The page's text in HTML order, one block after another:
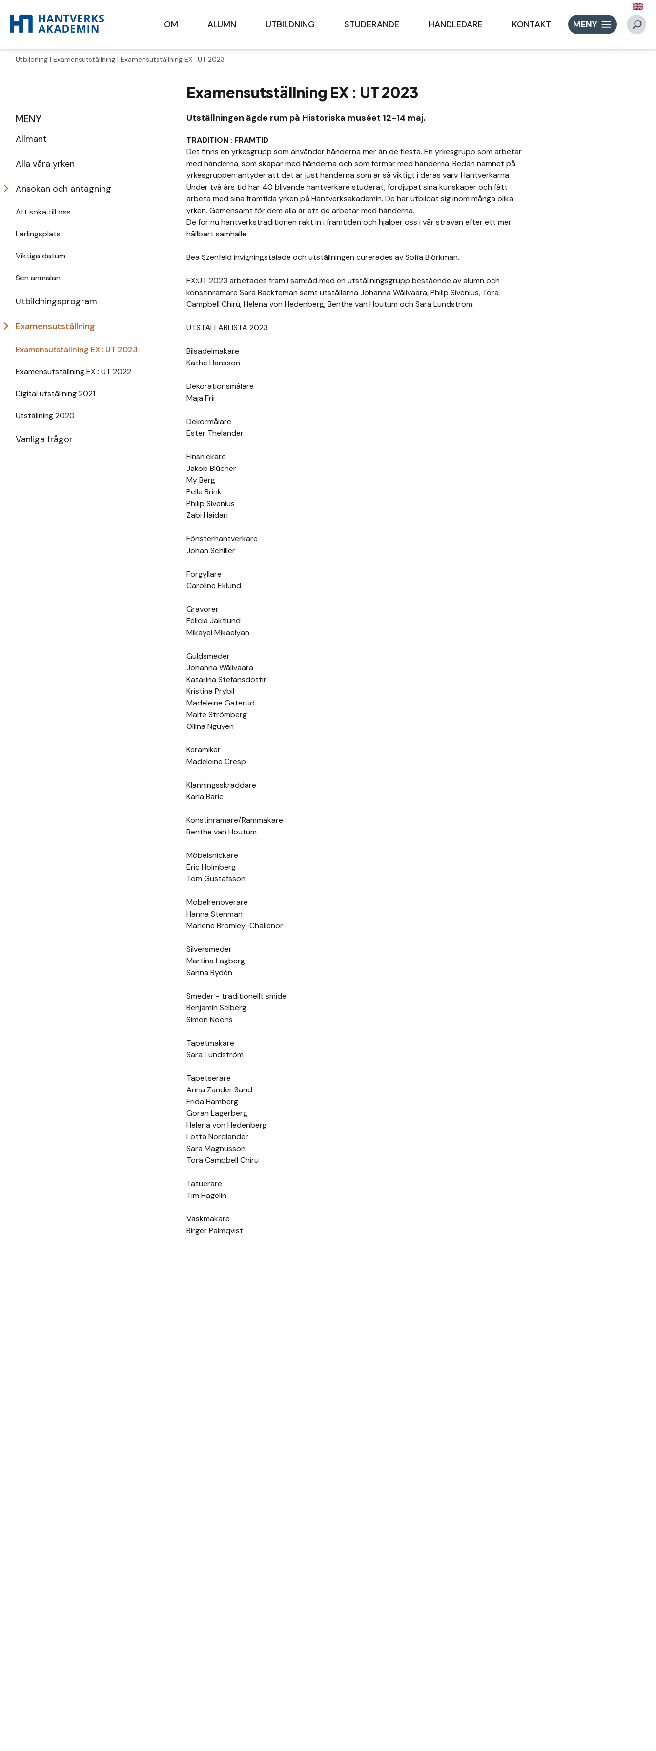
MENY
OM ALUMN UTBILDNING STUDERANDE HANDLEDARE KONTAKT
Utbildning | Examensutställning | Examensutställning EX : UT 2023
Examensutställning EX : UT 2023
Utställningen ägde rum på Historiska muséet 12-14 maj.
TRADITION : FRAMTID
Det finns en yrkesgrupp som använder händerna mer än de flesta. En yrkesgrupp som arbetar
med händerna, som skapar med händerna och som formar med händerna. Redan namnet på
yrkesgruppen antyder att det är just händerna som är så viktigt i deras värv. Hantverkarna.
Under två års tid har 40 blivande hantverkare studerat, fördjupat sina kunskaper och fått
arbeta med sina framtida yrken på Hantverksakademin. De har utbildat sig inom många olika
yrken. Gemensamt för dem alla är att de arbetar med händerna.
De för nu hantverkstraditionen rakt in i framtiden och hjälper oss i vår strävan efter ett mer
hållbart samhälle.
Bea Szenfeld invigningstalade och utställningen curerades av Sofia Björkman.
EX:UT 2023 arbetades fram i samråd med en utställningsgrupp bestående av alumn och
konstinramare Sara Backteman samt utställarna Johanna Wälivaara, Philip Sivenius, Tora
Campbell Chiru, Helena von Hedenberg, Benthe van Houtum och Sara Lundström.
UTSTÄLLARLISTA 2023
Bilsadelmakare
Käthe Hansson
Dekorationsmålare
Maja Frii
Dekormålare
Ester Thelander
Finsnickare
Jakob Blücher
My Berg
Pelle Brink
Philip Sivenius
Zabi Haidari
Fönsterhantverkare
Johan Schiller
Förgyllare
Caroline Eklund
Gravörer
Felicia Jaktlund
Mikayel Mikaelyan
Guldsmeder
Johanna Wälivaara
Katarina Stefansdottir
Kristina Prybil
Madeleine Gaterud
Malte Strömberg
Ollina Nguyen
Keramiker
Madeleine Cresp
Klänningsskräddare
Karla Baric
Konstinramare/Rammakare
Benthe van Houtum
Möbelsnickare
Eric Holmberg
Tom Gustafsson
Möbelrenoverare
Hanna Stenman
Marlene Bromley-Challenor
Silversmeder
Martina Lagberg
Sanna Rydén
Smeder - traditionellt smide
Benjamin Selberg
Simon Noohs
Tapetmakare
Sara Lundström
Tapetserare
Anna Zander Sand
Frida Hamberg
Göran Lagerberg
Helena von Hedenberg
Lotta Nordlander
Sara Magnusson
Tora Campbell Chiru
Tatuerare
Tim Hagelin
Väskmakare
Birger Palmqvist
MENY
Allmänt
Alla våra yrken
Ansökan och antagning
Att söka till oss
Lärlingsplats
Viktiga datum
Sen anmälan
Utbildningsprogram
Examensutställning
Examensutställning EX : UT 2023
Examensutställning EX : UT 2022
Digital utställning 2021
Utställning 2020
Vanliga frågor